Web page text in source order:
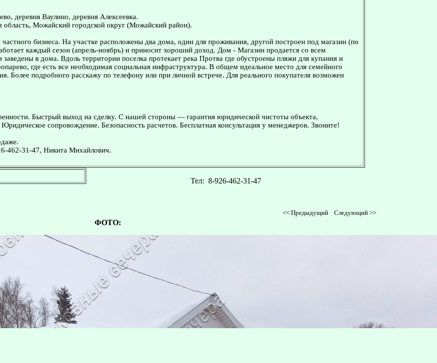
деревня Ваулино, деревня Алексеевка.
Можайский городской округ (Можайский район).
бизнеса. На участке расположены два дома, один для проживания, другой построен под магазин (по
каждый сезон (апрель-ноябрь) и приносит хороший доход. Дом - Магазин продается со всем
в дома. Вдоль территории поселка протекает река Протва где обустроены пляжи для купания и
где есть все необходимая социальная инфраструктура. В общем идеальное место для семейного
Более подробного расскажу по телефону или при личной встрече. Для реального покупателя возможен
Быстрый выход на сделку. С нашей стороны — гарантия юридической чистоты объекта,
сопровождение. Безопасность расчетов. Бесплатная консультация у менеджеров. Звоните!
462-31-47, Никита Михайлович.
Тел: 8-926-462-31-47
<< Предыдущий Следующий >>
ФОТО: